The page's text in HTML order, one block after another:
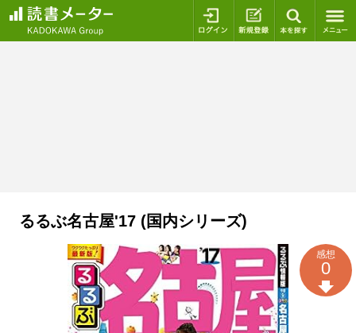
ログイン 新規登録
るるぶ名古屋'17 (国内シリーズ)
感想
0